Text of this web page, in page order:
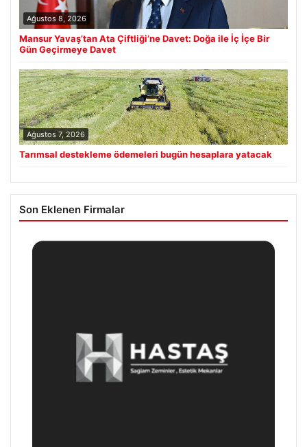
Ağustos 8, 2026
Mansur Yavaş’tan Ata Çiftliği’ne Davet: Doğa ile İç İçe Bir
Gün Geçirmeye Davet
Ağustos 7, 2026
Tarımsal destekleme ödemeleri bugün hesaplara yatacak
Son Eklenen Firmalar